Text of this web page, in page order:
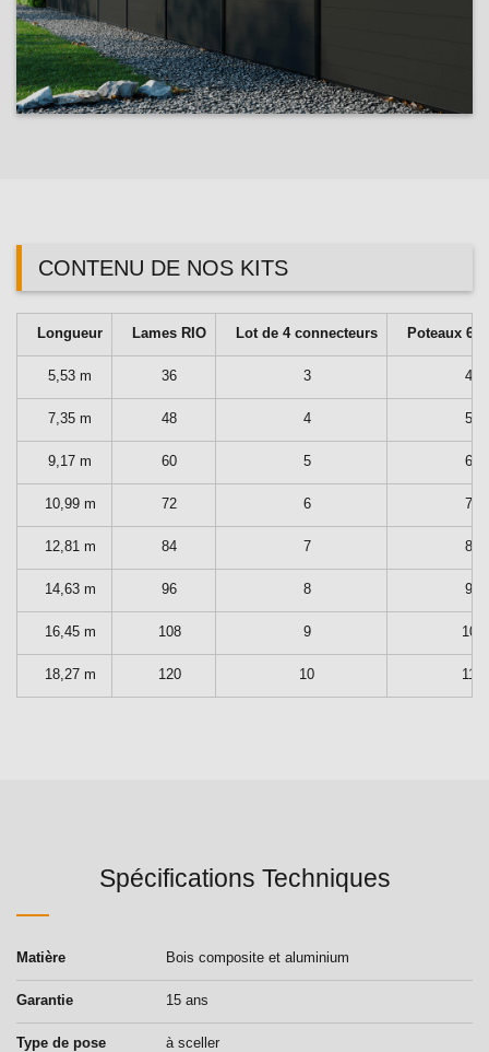
CONTENU DE NOS KITS
Longueur Lames RIO Lot de 4 connecteurs Poteaux
5,53 m 36 3 4
7,35 m 48 4 5
9,17 m 60 5 6
10,99 m 72 6 7
12,81 m 84 7 8
14,63 m 96 8 9
16,45 m 108 9 10
18,27 m 120 10 11
Spécifications Techniques
Matière Bois composite et aluminium
Garantie 15 ans
Type de pose à sceller